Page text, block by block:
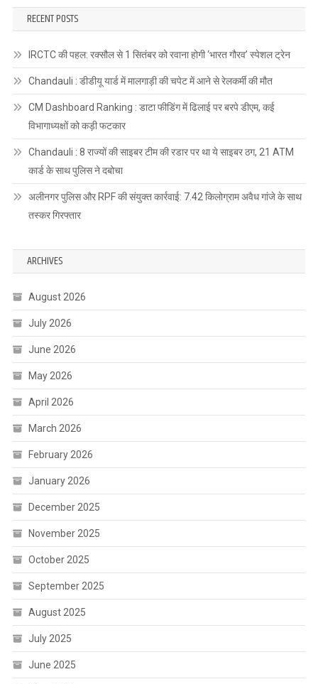
RECENT POSTS
IRCTC की पहल: रक्सौल से 1 सितंबर को रवाना होगी ‘भारत गौरव’ स्पेशल ट्रेन
Chandauli : डीडीयू यार्ड में मालगाड़ी की चपेट में आने से रेलकर्मी की मौत
CM Dashboard Ranking : डाटा फीडिंग में ढिलाई पर बरपे डीएम, कई
विभागाध्यक्षों को कड़ी फटकार
Chandauli : 8 राज्यों की साइबर टीम की रडार पर था ये साइबर ठग, 21 ATM
कार्ड के साथ पुलिस ने दबोचा
अलीनगर पुलिस और RPF की संयुक्त कार्रवाई: 7.42 किलोग्राम अवैध गांजे के साथ
तस्कर गिरफ्तार
ARCHIVES
August 2026
July 2026
June 2026
May 2026
April 2026
March 2026
February 2026
January 2026
December 2025
November 2025
October 2025
September 2025
August 2025
July 2025
June 2025